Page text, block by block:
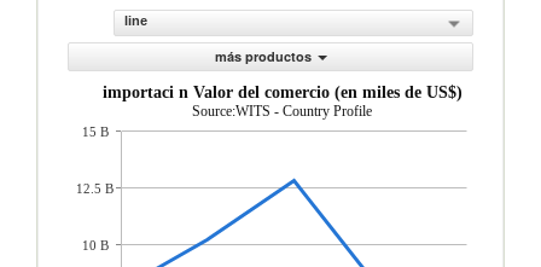
line
más productos
importaci n Valor del comercio (en miles de US$)
Source:WITS - Country Profile
15 B
12.5 B
10 B